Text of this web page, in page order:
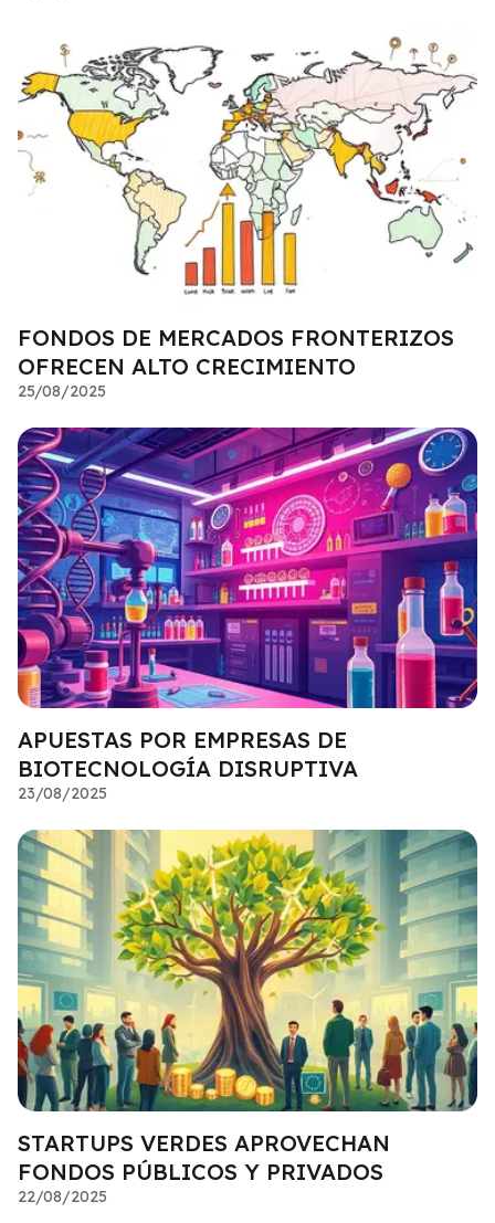
FONDOS DE MERCADOS FRONTERIZOS
OFRECEN ALTO CRECIMIENTO
25/08/2025
APUESTAS POR EMPRESAS DE
BIOTECNOLOGÍA DISRUPTIVA
23/08/2025
STARTUPS VERDES APROVECHAN
FONDOS PÚBLICOS Y PRIVADOS
22/08/2025